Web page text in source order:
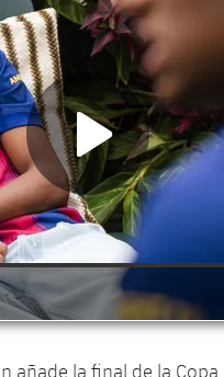
añade la final de la Copa